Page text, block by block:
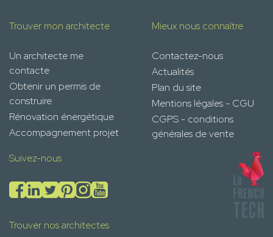
Trouver mon architecte
Un architecte me
contacte
Obtenir un permis de
construire
Rénovation énergétique
Accompagnement projet
Mieux nous connaître
Contactez-nous
Actualités
Plan du site
Mentions légales - CGU
CGPS - conditions
générales de vente
Suivez-nous
Trouver nos architectes